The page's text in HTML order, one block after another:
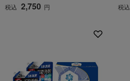
税込 2,750 円 税込